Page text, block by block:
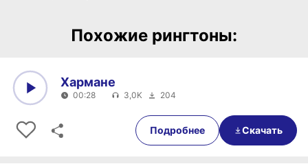
Похожие рингтоны:
00:28
Хармане
00:28 3,0K 204
Подробнее Скачать